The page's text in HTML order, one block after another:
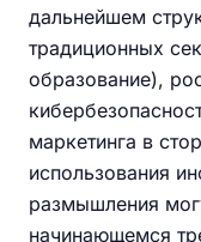
дальнейшем
традиционных
образование),
маркетинга в
использования
размышления
начинающемся